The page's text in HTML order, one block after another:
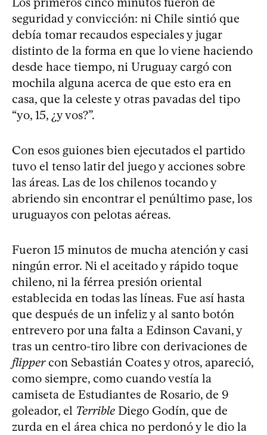
seguridad y convicción: ni Chile sintió que
debía tomar recaudos especiales y jugar
distinto de la forma en que lo viene haciendo
desde hace tiempo, ni Uruguay cargó con
mochila alguna acerca de que esto era en
casa, que la celeste y otras pavadas del tipo
“yo, 15, ¿y vos?”.
Con esos guiones bien ejecutados el partido
tuvo el tenso latir del juego y acciones sobre
las áreas. Las de los chilenos tocando y
abriendo sin encontrar el penúltimo pase, los
uruguayos con pelotas aéreas.
Fueron 15 minutos de mucha atención y casi
ningún error. Ni el aceitado y rápido toque
chileno, ni la férrea presión oriental
establecida en todas las líneas. Fue así hasta
que después de un infeliz y al santo botón
entrevero por una falta a Edinson Cavani, y
tras un centro-tiro libre con derivaciones de
flippercon Sebastián Coates y otros, apareció,
como siempre, como cuando vestía la
camiseta de Estudiantes de Rosario, de 9
goleador, el Terrible Diego Godín, que de
zurda en el área chica no perdonó y le dio la